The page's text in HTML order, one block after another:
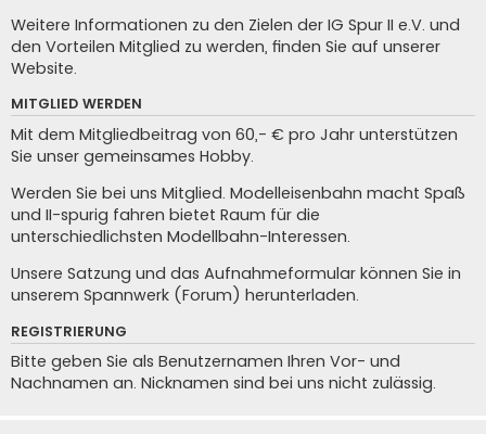
Weitere Informationen zu den Zielen der IG Spur II e.V. und
den Vorteilen Mitglied zu werden, finden Sie auf unserer
Website.
MITGLIED WERDEN
Mit dem Mitgliedbeitrag von 60,- € pro Jahr unterstützen
Sie unser gemeinsames Hobby.
Werden Sie bei uns Mitglied. Modelleisenbahn macht Spaß
und II-spurig fahren bietet Raum für die
unterschiedlichsten Modellbahn-Interessen.
Unsere Satzung und das Aufnahmeformular können Sie in
unserem Spannwerk (Forum) herunterladen.
REGISTRIERUNG
Bitte geben Sie als Benutzernamen Ihren Vor- und
Nachnamen an. Nicknamen sind bei uns nicht zulässig.